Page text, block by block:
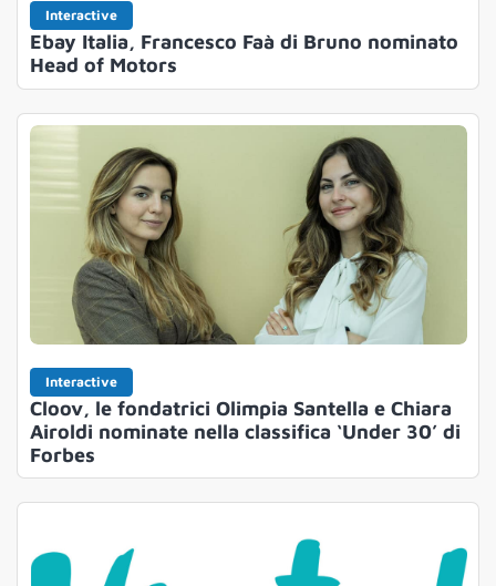
Interactive
Ebay Italia, Francesco Faà di Bruno nominato
Head of Motors
Interactive
Cloov, le fondatrici Olimpia Santella e Chiara
Airoldi nominate nella classifica ‘Under 30’ di
Forbes